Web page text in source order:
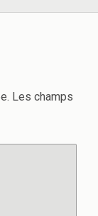
Les champs